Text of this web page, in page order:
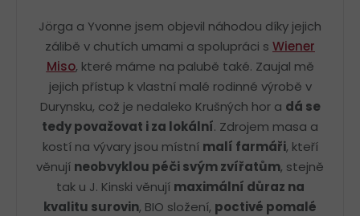
Jörga a Yvonne jsem objevil náhodou díky jejich
zálibě v chutích umami a spolupráci s Wiener
Miso, které máme na palubě také. Zaujal mě
jejich přístup k vlastní malé rodinné výrobě v
Durynsku, což je nedaleko Krušných hor a dá se
tedy považovat i za lokální. Zdrojem masa a
kostí na vývary jsou místní malí farmáři, kteří
věnují neobvyklou péči svým zvířatům, stejně
tak u J. Kinski věnují maximální důraz na
kvalitu surovin, BIO složení, poctivé pomalé